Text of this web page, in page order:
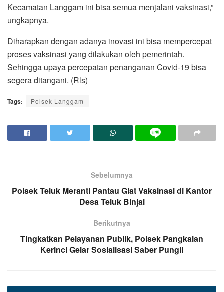
Kecamatan Langgam ini bisa semua menjalani vaksinasi,”
ungkapnya.
Diharapkan dengan adanya inovasi ini bisa mempercepat
proses vaksinasi yang dilakukan oleh pemerintah.
Sehingga upaya percepatan penanganan Covid-19 bisa
segera ditangani. (Rls)
Tags: Polsek Langgam
Sebelumnya
Polsek Teluk Meranti Pantau Giat Vaksinasi di Kantor
Desa Teluk Binjai
Berikutnya
Tingkatkan Pelayanan Publik, Polsek Pangkalan
Kerinci Gelar Sosialisasi Saber Pungli